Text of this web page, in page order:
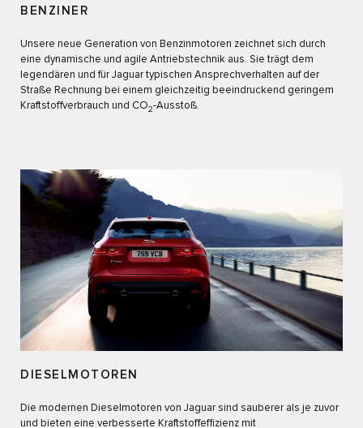
BENZINER
Unsere neue Generation von Benzinmotoren zeichnet sich durch
eine dynamische und agile Antriebstechnik aus. Sie trägt dem
legendären und für Jaguar typischen Ansprechverhalten auf der
Straße Rechnung bei einem gleichzeitig beeindruckend geringem
Kraftstoffverbrauch und CO2-Ausstoß.
DIESELMOTOREN
Die modernen Dieselmotoren von Jaguar sind sauberer als je zuvor
und bieten eine verbesserte Kraftstoffeffizienz mit